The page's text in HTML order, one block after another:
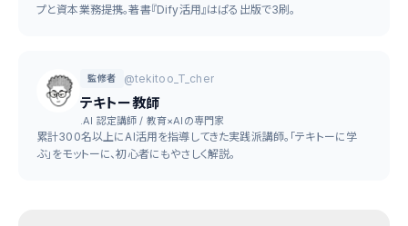
プと資本業務提携。著書『Dify活用』はぱる出版で3刷。
監修者 @tekitoo_T_cher
テキトー教師
.AI 認定講師 / 教育×AIの専門家
累計300名以上にAI活用を指導してきた実践派講師。「テキトーに学
ぶ」をモットーに、初心者にもやさしく解説。